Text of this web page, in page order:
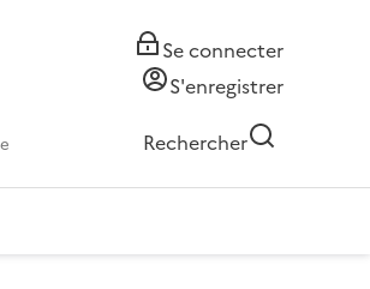
Se connecter
S'enregistrer
Rechercher